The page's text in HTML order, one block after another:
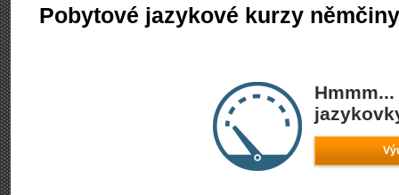
Pobytové jazykové kurzy